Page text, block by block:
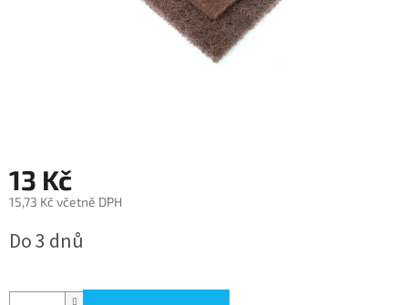
13 Kč
15,73 Kč včetně DPH
cena:
Do 3 dnů